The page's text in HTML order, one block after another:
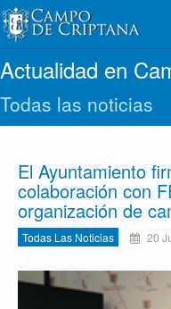
Actualidad en
Todas las noticias
El Ayuntamiento
colaboración con
organización de
Todas Las Noticias 20